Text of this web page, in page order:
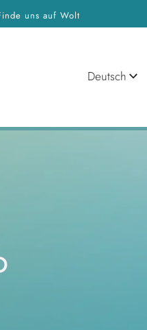
uns auf Wolt
Deutsch